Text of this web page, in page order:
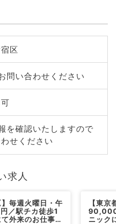
区
問い合わせください
を確認いたしますので
せください
求人
】毎週火曜日・午
／駅チカ徒歩1
外来のお仕事で
【東
90,000
ニック